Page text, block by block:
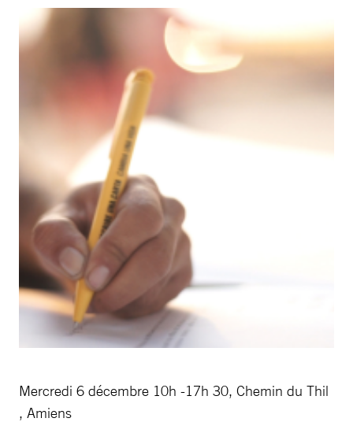
Mercredi 6 décembre 10h -17h 30, Chemin du Thil
, Amiens